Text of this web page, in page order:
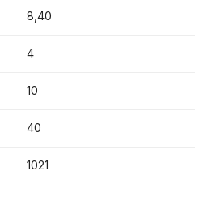
8,40
4
10
40
1021